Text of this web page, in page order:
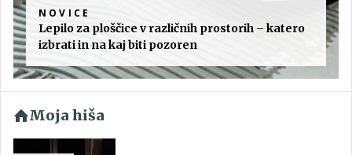
NOVICE
Lepilo za ploščice v različnih prostorih – katero
izbrati in na kaj biti pozoren
Moja hiša